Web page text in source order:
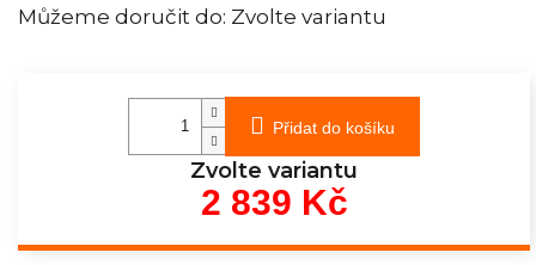
Můžeme doručit do: Zvolte variantu
Přidat do košíku
Zvolte variantu
2 839 KčMěrná